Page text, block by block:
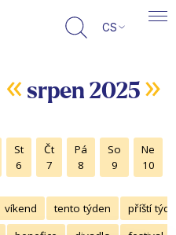
CS
« srpen 2025 »
St
6
Čt
7
Pá
8
So
9
Ne
10
víkend tento týden
příští